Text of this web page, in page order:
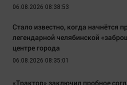
06.08.2026 08:38:53
Стало известно, когда начнётся
легендарной челябинской
центре города
06.08.2026 08:35:01
«Трактор» заключил пробное